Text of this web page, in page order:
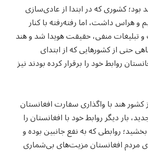
بود؛ کشوری که در ابتدا از عادی‌سازی
و هراس داشت، اما رفته‌رفته با کنار
و تبلیغات منفی، حقیقت هویدا شد و هند
حتی از کشورهایی که از ابتدای
روابط خود را برقرار کرده بودند نیز
کشور هند با واگذاری سفارت افغانستان
بار دیگر روابط خود با افغانستان را
روابطی که به نفع جانبین بوده و
مردم افغانستان مزیت‌های بی‌شماری